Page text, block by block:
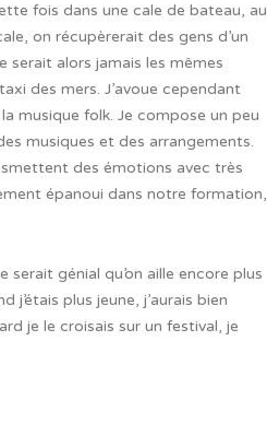
fois dans une cale de bateau, au
on récupèrerait des gens d’un
serait alors jamais les mêmes
des mers. J’avoue cependant
musique folk. Je compose un peu
musiques et des arrangements.
des émotions avec très
épanoui dans notre formation,
serait génial qu’on aille encore plus
j’étais plus jeune, j’aurais bien
je le croisais sur un festival, je